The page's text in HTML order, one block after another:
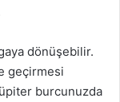
dönüşebilir.
geçirmesi
burcunuzda